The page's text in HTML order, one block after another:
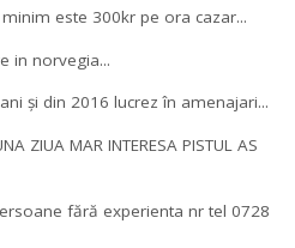
este 300kr pe ora cazar...
in norvegia...
și din 2016 lucrez în amenajari...
ZIUA MAR INTERESA PISTUL AS
fără experienta nr tel 0728